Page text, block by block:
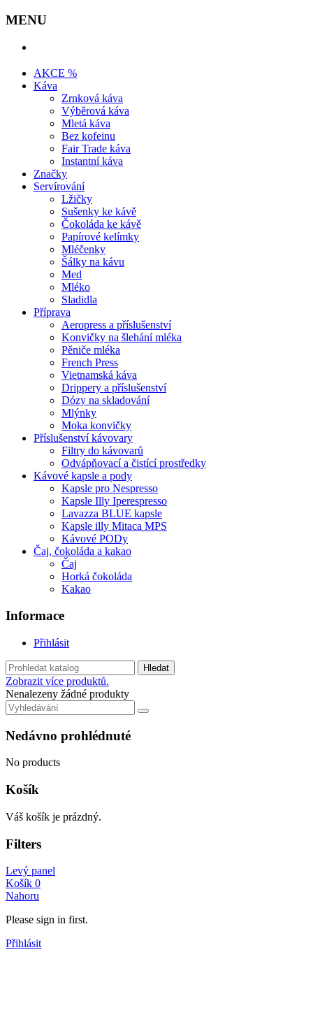
MENU
AKCE %
Káva
Zrnková káva
Výběrová káva
Mletá káva
Bez kofeinu
Fair Trade káva
Instantní káva
Značky
Servírování
Lžičky
Sušenky ke kávě
Čokoláda ke kávě
Papírové kelímky
Mléčenky
Šálky na kávu
Med
Mléko
Sladidla
Příprava
Aeropress a příslušenství
Konvičky na šlehání mléka
Pěniče mléka
French Press
Vietnamská káva
Drippery a příslušenství
Dózy na skladování
Mlýnky
Moka konvičky
Příslušenství kávovary
Filtry do kávovarů
Odvápňovací a čistící prostředky
Kávové kapsle a pody
Kapsle pro Nespresso
Kapsle Illy Iperespresso
Lavazza BLUE kapsle
Kapsle illy Mitaca MPS
Kávové PODy
Čaj, čokoláda a kakao
Čaj
Horká čokoláda
Kakao
Informace
Přihlásit
Hledat
Zobrazit více produktů.
Nenalezeny žádné produkty
Nedávno prohlédnuté
No products
Košík
Váš košík je prázdný.
Filters
Levý panel
Košík 0
Nahoru
Please sign in first.
Přihlásit